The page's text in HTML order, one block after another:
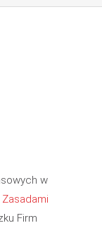
w
Zasadami
Firm